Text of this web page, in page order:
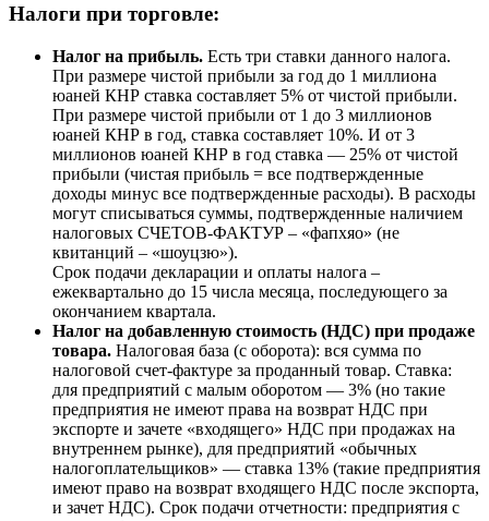
Налоги при торговле:
Налог на прибыль. Есть три ставки данного налога.
При размере чистой прибыли за год до 1 миллиона
юаней КНР ставка составляет 5% от чистой прибыли.
При размере чистой прибыли от 1 до 3 миллионов
юаней КНР в год, ставка составляет 10%. И от 3
миллионов юаней КНР в год ставка — 25% от чистой
прибыли (чистая прибыль = все подтвержденные
доходы минус все подтвержденные расходы). В расходы
могут списываться суммы, подтвержденные наличием
налоговых СЧЕТОВ-ФАКТУР – «фапхяо» (не
квитанций – «шоуцзю»).
Срок подачи декларации и оплаты налога –
ежеквартально до 15 числа месяца, последующего за
окончанием квартала.
Налог на добавленную стоимость (НДС) при продаже
товара. Налоговая база (с оборота): вся сумма по
налоговой счет-фактуре за проданный товар. Ставка:
для предприятий с малым оборотом — 3% (но такие
предприятия не имеют права на возврат НДС при
экспорте и зачете «входящего» НДС при продажах на
внутреннем рынке), для предприятий «обычных
налогоплательщиков» — ставка 13% (такие предприятия
имеют право на возврат входящего НДС после экспорта,
и зачет НДС). Срок подачи отчетности: предприятия с